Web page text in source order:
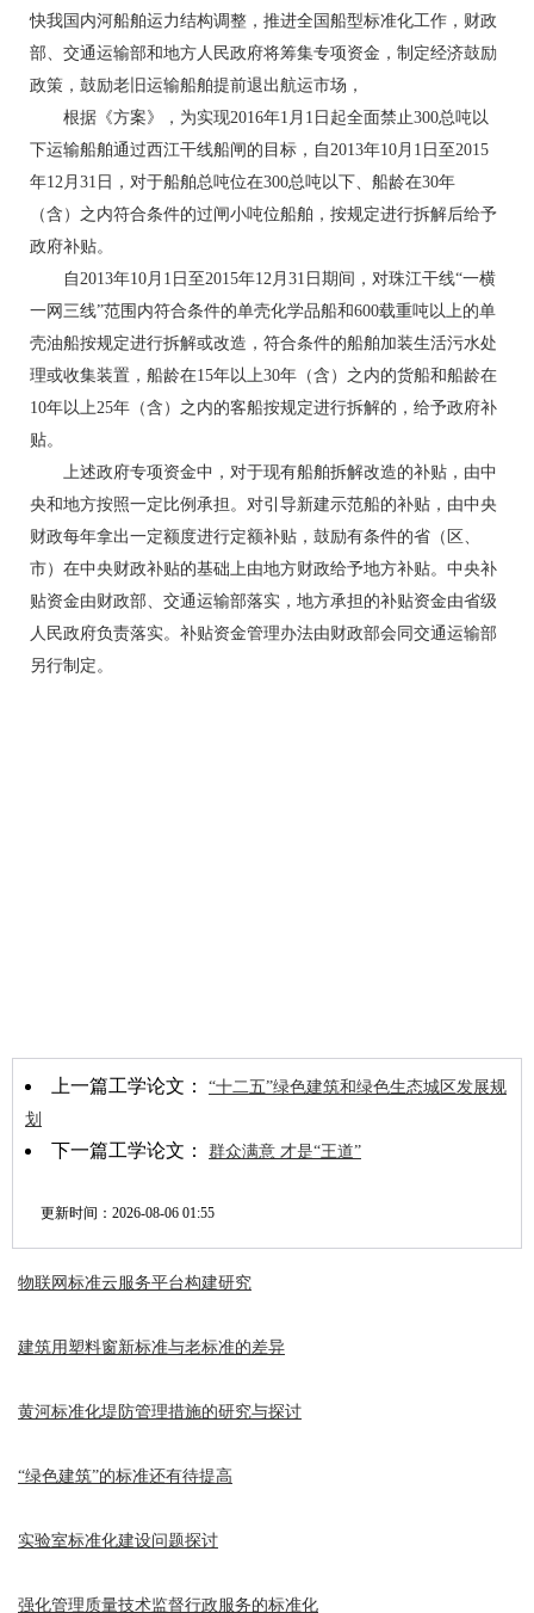
快我国内河船舶运力结构调整，推进全国船型标准化工作，财政
部、交通运输部和地方人民政府将筹集专项资金，制定经济鼓励
政策，鼓励老旧运输船舶提前退出航运市场，
根据《方案》，为实现2016年1月1日起全面禁止300总吨以
下运输船舶通过西江干线船闸的目标，自2013年10月1日至2015
年12月31日，对于船舶总吨位在300总吨以下、船龄在30年
（含）之内符合条件的过闸小吨位船舶，按规定进行拆解后给予
政府补贴。
自2013年10月1日至2015年12月31日期间，对珠江干线“一横
一网三线”范围内符合条件的单壳化学品船和600载重吨以上的单
壳油船按规定进行拆解或改造，符合条件的船舶加装生活污水处
理或收集装置，船龄在15年以上30年（含）之内的货船和船龄在
10年以上25年（含）之内的客船按规定进行拆解的，给予政府补
贴。
上述政府专项资金中，对于现有船舶拆解改造的补贴，由中
央和地方按照一定比例承担。对引导新建示范船的补贴，由中央
财政每年拿出一定额度进行定额补贴，鼓励有条件的省（区、
市）在中央财政补贴的基础上由地方财政给予地方补贴。中央补
贴资金由财政部、交通运输部落实，地方承担的补贴资金由省级
人民政府负责落实。补贴资金管理办法由财政部会同交通运输部
另行制定。
上一篇工学论文： “十二五”绿色建筑和绿色生态城区发展规
划
下一篇工学论文： 群众满意 才是“王道”
更新时间： 2026-08-06 01:55
物联网标准云服务平台构建研究
建筑用塑料窗新标准与老标准的差异
黄河标准化堤防管理措施的研究与探讨
“绿色建筑”的标准还有待提高
实验室标准化建设问题探讨
强化管理质量技术监督行政服务的标准化